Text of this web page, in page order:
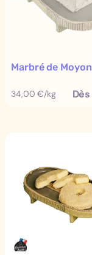
Marbré de Moyon
34,00 €/kg Dès